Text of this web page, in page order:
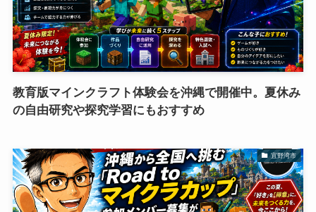
教育版マインクラフト体験会を沖縄で開催中。夏休み
の自由研究や探究学習にもおすすめ
宜野湾市